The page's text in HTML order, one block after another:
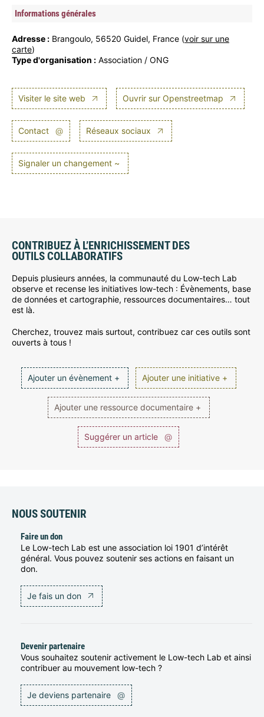
Informations générales
Adresse : Brangoulo, 56520 Guidel, France (voir sur une
carte)
Type d'organisation : Association / ONG
Visiter le site web Ouvrir sur Openstreetmap
Contact @ Réseaux sociaux
Signaler un changement ~
CONTRIBUEZ À L’ENRICHISSEMENT DES
OUTILS COLLABORATIFS
Depuis plusieurs années, la communauté du Low-tech Lab
observe et recense les initiatives low-tech : Évènements, base
de données et cartographie, ressources documentaires… tout
est là.
Cherchez, trouvez mais surtout, contribuez car ces outils sont
ouverts à tous !
Ajouter un évènement + Ajouter une initiative +
Ajouter une ressource documentaire +
Suggérer un article @
NOUS SOUTENIR
Faire un don
Le Low-tech Lab est une association loi 1901 d’intérêt
général. Vous pouvez soutenir ses actions en faisant un
don.
Je fais un don
Devenir partenaire
Vous souhaitez soutenir activement le Low-tech Lab et ainsi
contribuer au mouvement low-tech ?
Je deviens partenaire @